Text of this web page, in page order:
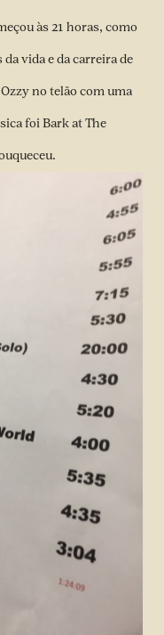
às 21 horas, como
vida e da carreira de
no telão com uma
foi Bark at The